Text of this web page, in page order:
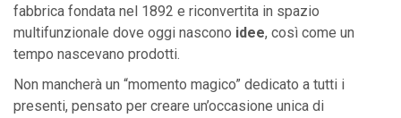
fabbrica fondata nel 1892 e riconvertita in spazio
multifunzionale dove oggi nascono idee, così come un
tempo nascevano prodotti.
Non mancherà un “momento magico” dedicato a tutti i
presenti, pensato per creare un’occasione unica di